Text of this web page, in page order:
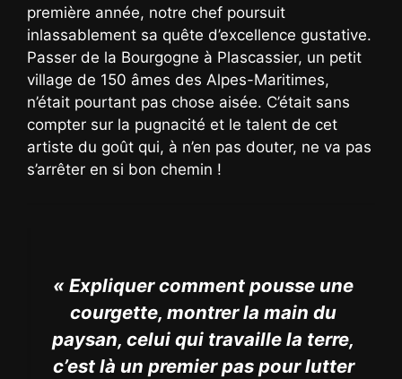
première année, notre chef poursuit
inlassablement sa quête d’excellence gustative.
Passer de la Bourgogne à Plascassier, un petit
village de 150 âmes des Alpes-Maritimes,
n’était pourtant pas chose aisée. C’était sans
compter sur la pugnacité et le talent de cet
artiste du goût qui, à n’en pas douter, ne va pas
s’arrêter en si bon chemin !
« Expliquer comment pousse une
courgette, montrer la main du
paysan, celui qui travaille la terre,
c’est là un premier pas pour lutter